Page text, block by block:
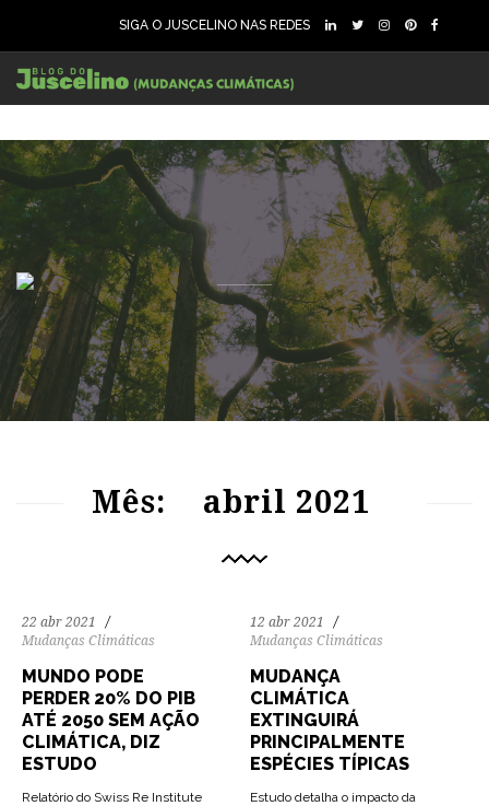
SIGA O JUSCELINO NAS REDES
Mês: abril 2021
22 abr 2021
Mudanças Climáticas
MUNDO PODE
PERDER 20% DO PIB
ATÉ 2050 SEM AÇÃO
CLIMÁTICA, DIZ
ESTUDO
Relatório do Swiss Re Institute
12 abr 2021
Mudanças Climáticas
MUDANÇA
CLIMÁTICA
EXTINGUIRÁ
PRINCIPALMENTE
ESPÉCIES TÍPICAS
Estudo detalha o impacto da